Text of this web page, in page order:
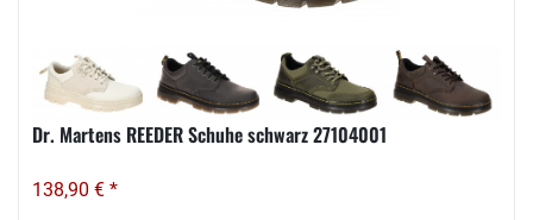
Dr. Martens REEDER Schuhe schwarz 27104001
138,90 € *